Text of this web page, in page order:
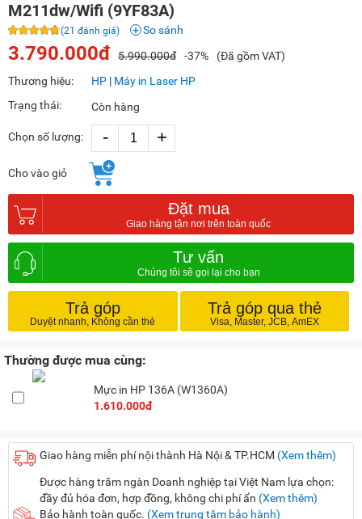
M211dw/Wifi (9YF83A)
(21 đánh giá) So sánh
3.790.000đ 5.990.000đ -37%
(Đã gồm VAT)
Thương hiệu:
HP | Máy in Laser HP
Trạng thái:
Còn hàng
Chọn số lượng: - +
Cho vào giỏ
Đặt mua
Tư vấn
Trả góp Trả góp qua thẻ
Thường được mua cùng:
Mực in HP 136A (W1360A)
1.610.000đ
Giao hàng miễn phí nội thành Hà Nội & TP.HCM (Xem thêm)
Được hàng trăm ngàn Doanh nghiệp tại Việt Nam lựa chọn:
đầy đủ hóa đơn, hợp đồng, không chi phí ẩn (Xem thêm)
Bảo hành toàn quốc. (Xem trung tâm bảo hành)